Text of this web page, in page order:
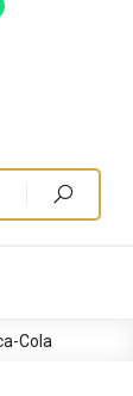
Сola